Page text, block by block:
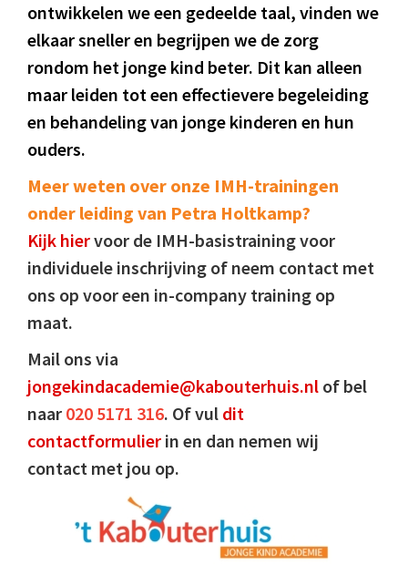
ontwikkelen we een gedeelde taal, vinden we
elkaar sneller en begrijpen we de zorg
rondom het jonge kind beter. Dit kan alleen
maar leiden tot een effectievere begeleiding
en behandeling van jonge kinderen en hun
ouders.
Meer weten over onze IMH-trainingen
onder leiding van Petra Holtkamp?
Kijk hiervoor de IMH-basistraining voor
individuele inschrijving of neem contact met
ons op voor een in-company training op
maat.
Mail ons via
jongekindacademie@kabouterhuis.nl of bel
naar 020 5171 316. Of vul dit
contactformulier in en dan nemen wij
contact met jou op.